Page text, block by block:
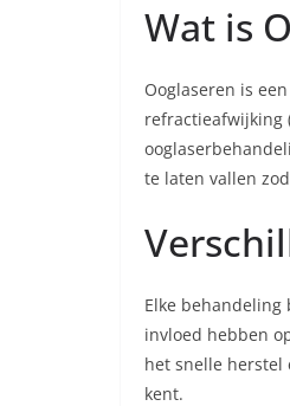
Wat is
Ooglaseren is
refractieafwijking
te laten vallen
Elke
invloed hebben
het snelle herstel
kent.